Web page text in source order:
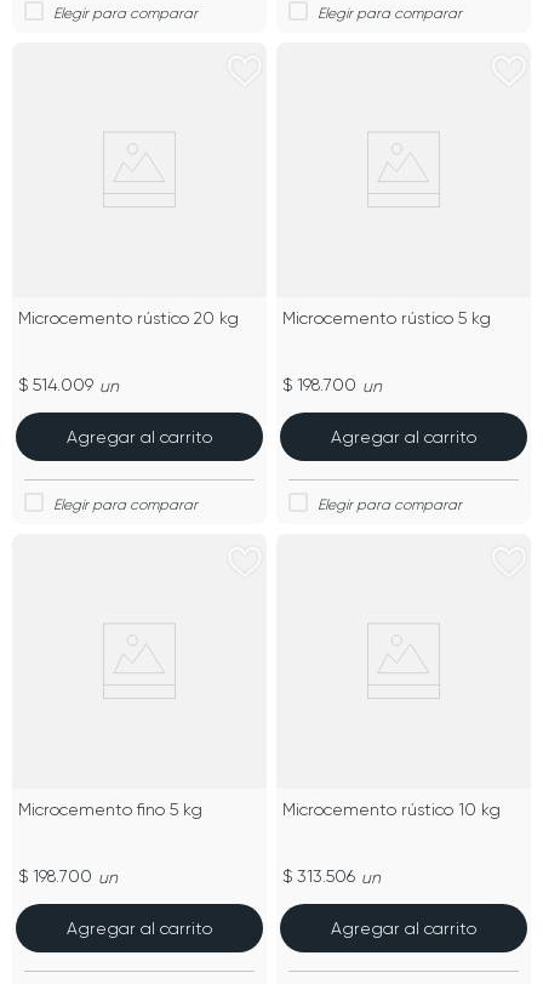
Microcemento rústico 20 kg
$ 514.009 un
Agregar al carrito
Microcemento rústico 5 kg
$ 198.700 un
Agregar al carrito
Microcemento fino 5 kg
$ 198.700 un
Agregar al carrito
Microcemento rústico 10 kg
$ 313.506 un
Agregar al carrito